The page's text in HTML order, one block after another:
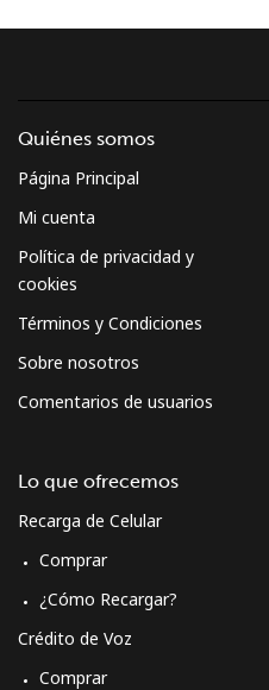
Quiénes somos
Página Principal
Mi cuenta
Política de privacidad y
cookies
Términos y Condiciones
Sobre nosotros
Comentarios de usuarios
Lo que ofrecemos
Recarga de Celular
Comprar
¿Cómo Recargar?
Crédito de Voz
Comprar